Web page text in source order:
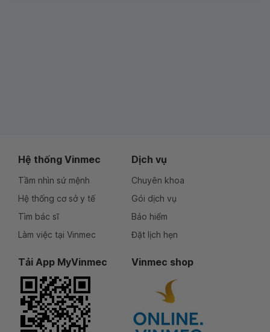
Hệ thống Vinmec
Tầm nhìn sứ mệnh
Hệ thống cơ sở y tế
Tìm bác sĩ
Làm việc tại Vinmec
Dịch vụ
Chuyên khoa
Gói dịch vụ
Bảo hiểm
Đặt lịch hẹn
Tải App MyVinmec Vinmec shop